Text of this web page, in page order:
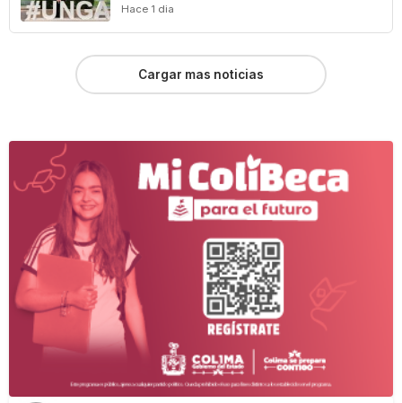
Hace 1 dia
Cargar mas noticias